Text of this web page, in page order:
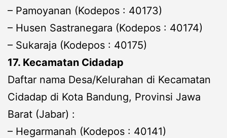
– Pamoyanan (Kodepos : 40173)
– Husen Sastranegara (Kodepos : 40174)
– Sukaraja (Kodepos : 40175)
17. Kecamatan Cidadap
Daftar nama Desa/Kelurahan di Kecamatan
Cidadap di Kota Bandung, Provinsi Jawa
Barat (Jabar) :
– Hegarmanah (Kodepos : 40141)